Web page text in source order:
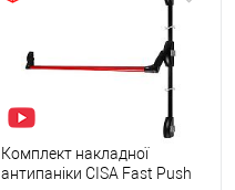
Комплект накладної
антипаніки CISA Fast Push